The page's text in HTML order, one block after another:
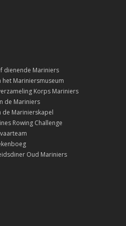
dienende Mariniers
het Mariniersmuseum
Korps Mariniers
de Mariniers
de Marinierskapel
Rowing Challenge
Oud Mariniers